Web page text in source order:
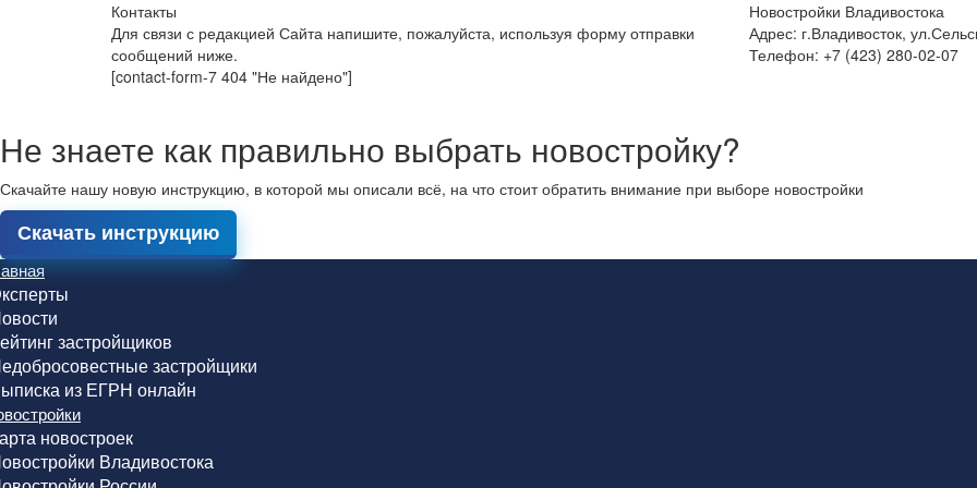
Контакты
Для связи с редакцией Сайта напишите, пожалуйста, используя форму отправки
сообщений ниже.
[contact-form-7 404 "Не найдено"]
Новостройки Владивостока
Адрес: г.Владивосток,
Телефон: +7 (423) 280-02-07
Не знаете как правильно выбрать новостройку?
Скачайте нашу новую инструкцию, в которой мы описали всё, на что стоит обратить внимание при выборе новостройки
Скачать инструкцию
застройщиков
застройщики
из ЕГРН онлайн
новостроек
Владивостока